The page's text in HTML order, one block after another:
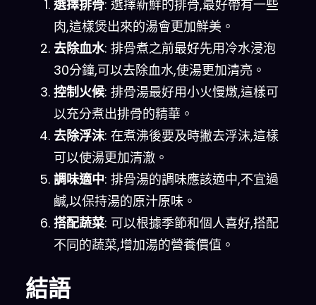
選擇排骨: 選擇新鮮的排骨,最好帶有一些
肉,這樣煲出來的湯會更加鮮美。
去除血水: 排骨煮之前最好先用冷水浸泡
30分鐘,可以去除血水,使湯更加清亮。
控制火候: 排骨湯最好用小火慢燉,這樣可
以充分煮出排骨的精華。
去除浮沫: 在煮沸後要及時撇去浮沫,這樣
可以使湯更加清澈。
調味適中: 排骨湯的調味應該適中,不宜過
鹹,以保持湯的原汁原味。
搭配蔬菜: 可以根據季節和個人喜好,搭配
不同的蔬菜,增加湯的營養價值。
結語